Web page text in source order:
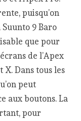
puisqu’on
9 Baro
que pour
de l’Apex
Dans tous les
peut
aux boutons. La
pour